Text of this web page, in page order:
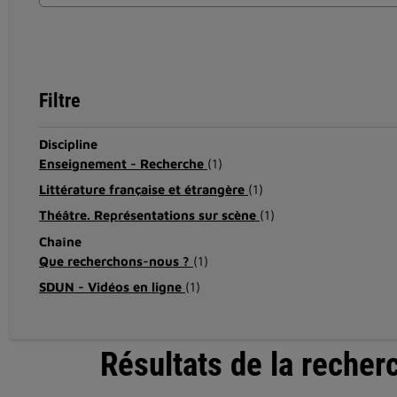
Filtre
Discipline
Enseignement - Recherche (1)
Littérature française et étrangère (1)
Théâtre. Représentations sur scène (1)
Chaîne
Que recherchons-nous ? (1)
SDUN - Vidéos en ligne (1)
Résultats de la